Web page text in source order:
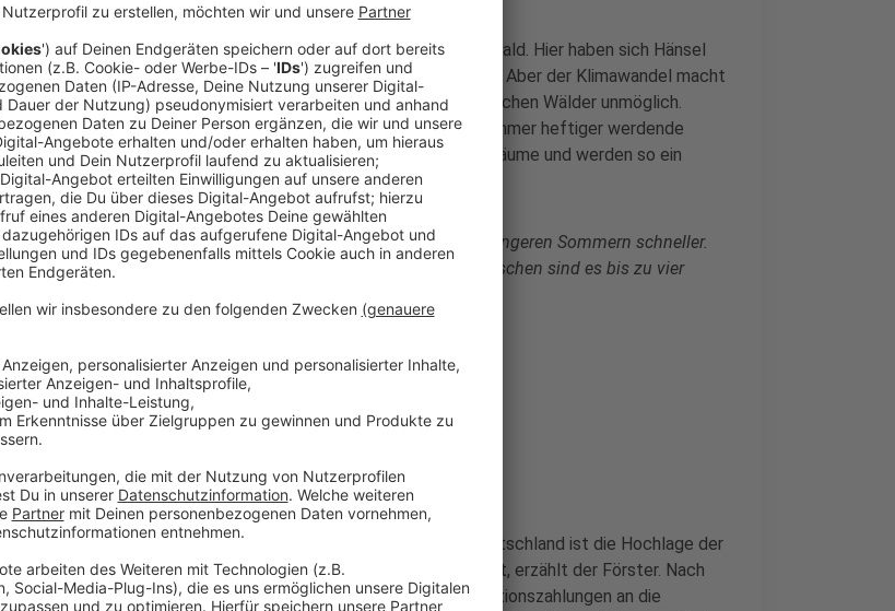
Die Fichte steht wie kaum ein anderer Baum für den deutschen Wald. Hier haben sich Hänsel
und Gretel verlaufen, hier trifft Rotkäppchen auf den bösen Wolf. Aber der Klimawandel macht
das Überleben der Fichte in weiten Teilen der nordrhein-westfälischen Wälder unmöglich.
Lange Trockenperioden, zu wenig Niederschläge, dazu kommen immer heftiger werdende
Stürme. Unter diesen Folgen des Klimawandels leiden die Nadelbäume und werden so ein
leichtes Spiel für Schädlinge.
"Borkenkäfer entwickeln sich bei höheren Temperaturen und längeren Sommern schneller.
Früher haben sie eine oder zwei Generationen geschafft, inzwischen sind es bis zu vier
Anzeige
Der natürliche Lebensraum der Fichte ist nicht bei uns
Anzeige
Der einzige natürliche Verbreitungsraum der Fichte bei uns in Deutschland ist die Hochlage der
Alpen. Fichte wurde aus der Not heraus bis ins Flachland angebaut, erzählt der Förster. Nach
dem Ende des Zweiten Weltkrieges musste Deutschland Reparationszahlungen an die